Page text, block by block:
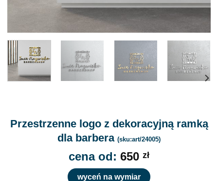
Przestrzenne logo z dekoracyjną ramką
dla barbera (sku:art/24005)
cena od: 650 zł
wyceń na wymiar